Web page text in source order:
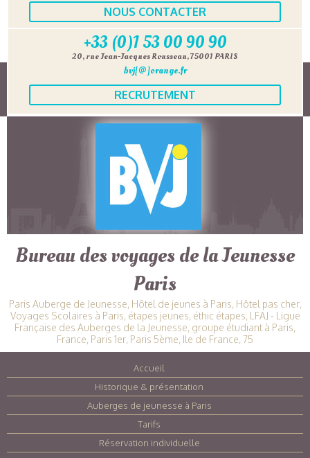
NOUS CONTACTER
+33 (0)1 53 00 90 90
20, rue Jean-Jacques Rousseau, 75001 PARIS
bvj[@]orange.fr
RECRUTEMENT
Bureau des voyages de la Jeunesse
Paris
Paris Auberge de Jeunesse, Hôtel de jeunes à Paris, Hôtel pas cher,
Voyages Scolaires à Paris, étapes jeunes, éthic étapes, LFAJ - Ligue
Française des Auberges de la Jeunesse, groupe étudiant à Paris,
France, Paris 1er, Paris 5ème, Ile de France, 75
Accueil
Historique & présentation
Auberges de jeunesse à Paris
Tarifs
Réservation individuelle